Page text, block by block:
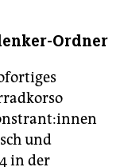
Ordner
und
in der